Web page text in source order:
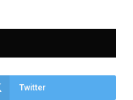
Twitter